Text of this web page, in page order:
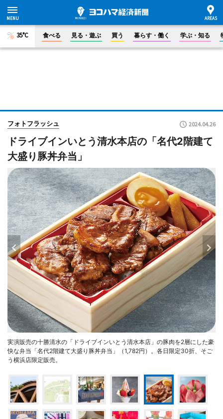
35°C 食べる 見る・遊ぶ 買う 暮らす・働く 学ぶ・知る
フォトフラッシュ 2024.04.26
ドライブインいとう清水本店の「名代2階建て
大盛り豚丼弁当」
実演販売の十勝清水の「ドライブインいとう清水本店」の豚肉を2層にした豪
快な弁当「名代2階建て大盛り豚丼弁当」（1,782円）。各日限定30折、そご
う横浜店限定販売。